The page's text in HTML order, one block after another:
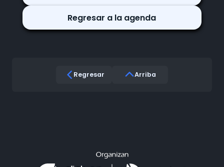
Regresar a la agenda
Regresar Arriba